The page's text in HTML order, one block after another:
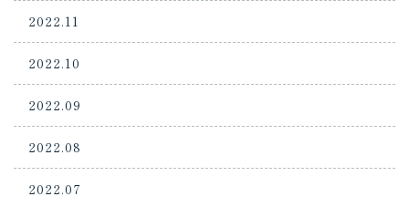
2022.11
2022.10
2022.09
2022.08
2022.07